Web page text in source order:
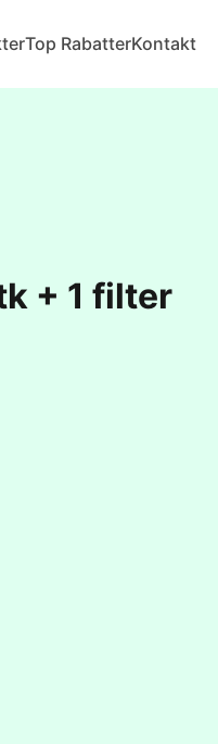
Top RabatterKontakt
+ 1 filter